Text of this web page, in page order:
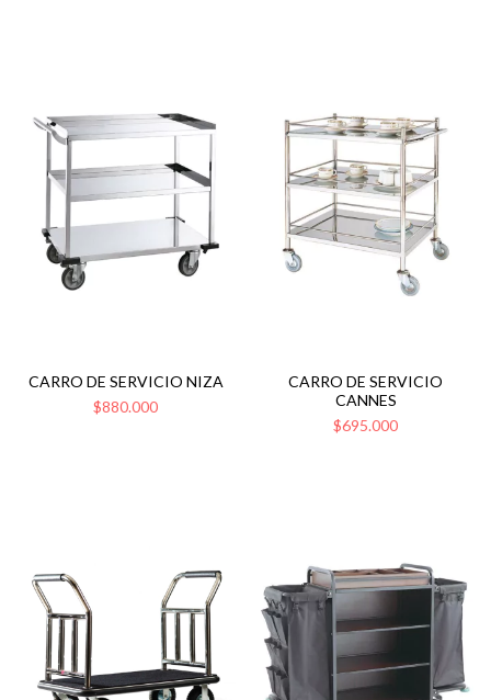
CARRO DE SERVICIO NIZA
$880.000
CARRO DE SERVICIO
CANNES
$695.000